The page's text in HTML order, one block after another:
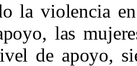
la violencia
las
de apoyo,